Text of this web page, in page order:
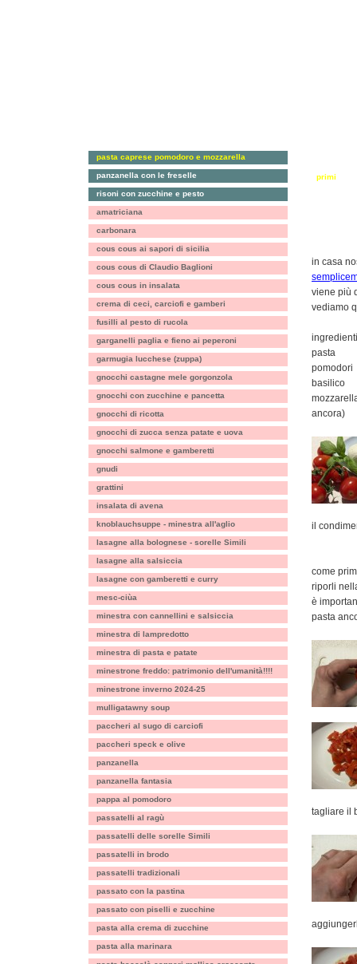
primi
pasta caprese pomodoro e mozzarella
panzanella con le freselle
risoni con zucchine e pesto
amatriciana
carbonara
cous cous ai sapori di sicilia
cous cous di Claudio Baglioni
cous cous in insalata
crema di ceci, carciofi e gamberi
fusilli al pesto di rucola
garganelli paglia e fieno ai peperoni
garmugia lucchese (zuppa)
gnocchi castagne mele gorgonzola
gnocchi con zucchine e pancetta
gnocchi di ricotta
gnocchi di zucca senza patate e uova
gnocchi salmone e gamberetti
gnudi
grattini
insalata di avena
knoblauchsuppe - minestra all'aglio
lasagne alla bolognese - sorelle Simili
lasagne alla salsiccia
lasagne con gamberetti e curry
mesc-ciùa
minestra con cannellini e salsiccia
minestra di lampredotto
minestra di pasta e patate
minestrone freddo: patrimonio dell'umanità!!!!
minestrone inverno 2024-25
mulligatawny soup
paccheri al sugo di carciofi
paccheri speck e olive
panzanella
panzanella fantasia
pappa al pomodoro
passatelli al ragù
passatelli delle sorelle Simili
passatelli in brodo
passatelli tradizionali
passato con la pastina
passato con piselli e zucchine
pasta alla crema di zucchine
pasta alla marinara
in casa
viene più
vediamo
pasta
pomodori
basilico
ancora)
il
come
riporli
è
pasta
tagliare il